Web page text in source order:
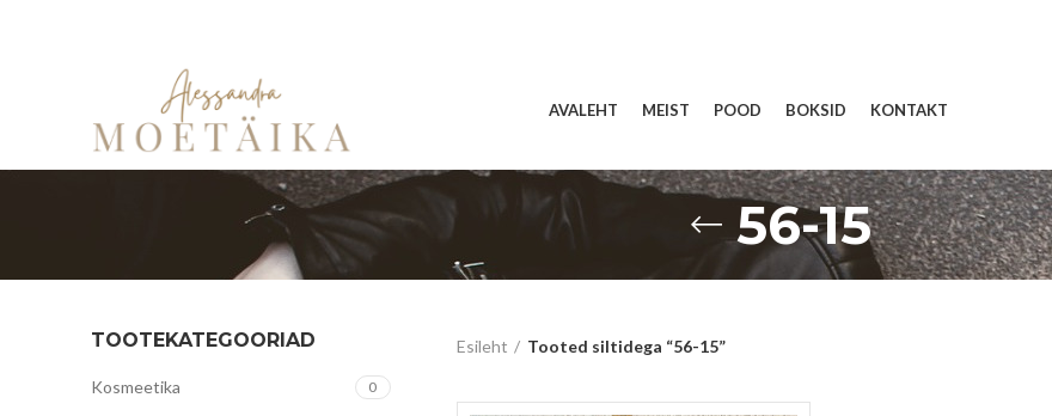
AVALEHT MEIST POOD BOKSID KONTAKT
56-15
TOOTEKATEGOORIAD
Kosmeetika 0
Esileht Tooted siltidega “56-15”